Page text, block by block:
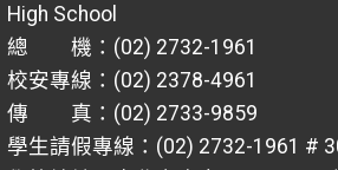
High School
總 機：(02) 2732-1961
校安專線：(02) 2378-4961
傳 真：(02) 2733-9859
學生請假專線：(02) 2732-1961 #